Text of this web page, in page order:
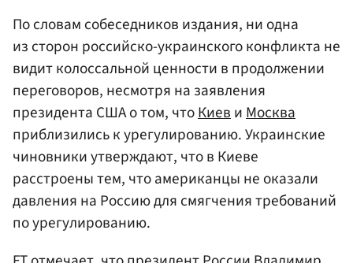
По словам собеседников издания, ни одна
из сторон российско-украинского конфликта не
видит колоссальной ценности в продолжении
переговоров, несмотря на заявления
президента США о том, чтоКиевиМосква
приблизились к урегулированию. Украинские
чиновники утверждают, что в Киеве
расстроены тем, что американцы не оказали
давления на Россию для смягчения требований
по урегулированию.